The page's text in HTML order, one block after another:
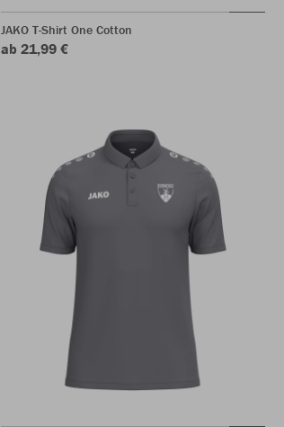
JAKO T-Shirt One Cotton
ab 21,99 €